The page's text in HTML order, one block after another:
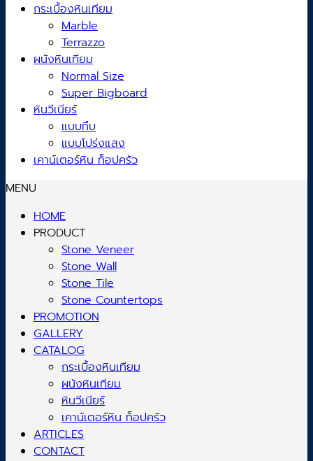
กระเบื้องหินเทียม
Marble
Terrazzo
ผนังหินเทียม
Normal Size
Super Bigboard
หินวีเนียร์
แบบทึบ
แบบโปร่งแสง
เคาน์เตอร์หิน ท็อปครัว
MENU
HOME
PRODUCT
Stone Veneer
Stone Wall
Stone Tile
Stone Countertops
PROMOTION
GALLERY
CATALOG
กระเบื้องหินเทียม
ผนังหินเทียม
หินวีเนียร์
เคาน์เตอร์หิน ท็อปครัว
ARTICLES
CONTACT